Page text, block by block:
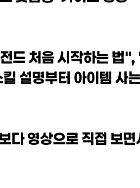
드 처음 시작하는 법
설명부터 아이템 사
다 영상으로 직접 보